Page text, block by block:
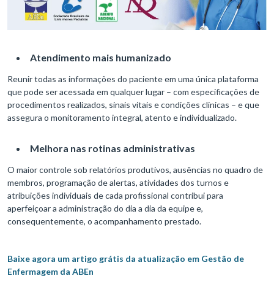
Atendimento mais humanizado
Reunir todas as informações do paciente em uma única plataforma
que pode ser acessada em qualquer lugar – com especificações de
procedimentos realizados, sinais vitais e condições clínicas – e que
assegura o monitoramento integral, atento e individualizado.
Melhora nas rotinas administrativas
O maior controle sob relatórios produtivos, ausências no quadro de
membros, programação de alertas, atividades dos turnos e
atribuições individuais de cada profissional contribui para
aperfeiçoar a administração do dia a dia da equipe e,
consequentemente, o acompanhamento prestado.
Baixe agora um artigo grátis da atualização em Gestão de
Enfermagem da ABEn